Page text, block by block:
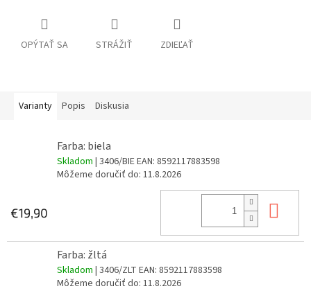
OPÝTAŤ SA STRÁŽIŤ ZDIEĽAŤ
Varianty Popis Diskusia
Farba: biela
Skladom | 3406/BIEEAN: 8592117883598
Môžeme doručiť do: 11.8.2026
€19,90
Farba: žltá
Skladom | 3406/ZLT EAN: 8592117883598
Môžeme doručiť do: 11.8.2026